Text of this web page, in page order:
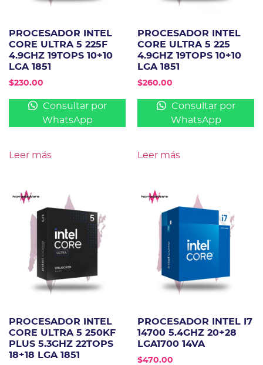
PROCESADOR INTEL
CORE ULTRA 5 225F
4.9GHZ 19TOPS 10+10
LGA 1851
$230.00
Consultar por
WhatsApp
Leer más
PROCESADOR INTEL
CORE ULTRA 5 225
4.9GHZ 19TOPS 10+10
LGA 1851
$260.00
Consultar por
WhatsApp
Leer más
PROCESADOR INTEL
CORE ULTRA 5 250KF
PLUS 5.3GHZ 22TOPS
18+18 LGA 1851
PROCESADOR INTEL I7
14700 5.4GHZ 20+28
LGA1700 14VA
$470.00